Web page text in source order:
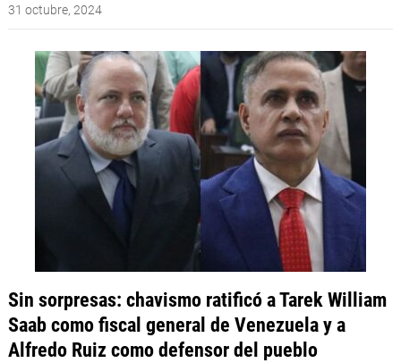
31 octubre, 2024
Sin sorpresas: chavismo ratificó a Tarek William
Saab como fiscal general de Venezuela y a
Alfredo Ruiz como defensor del pueblo